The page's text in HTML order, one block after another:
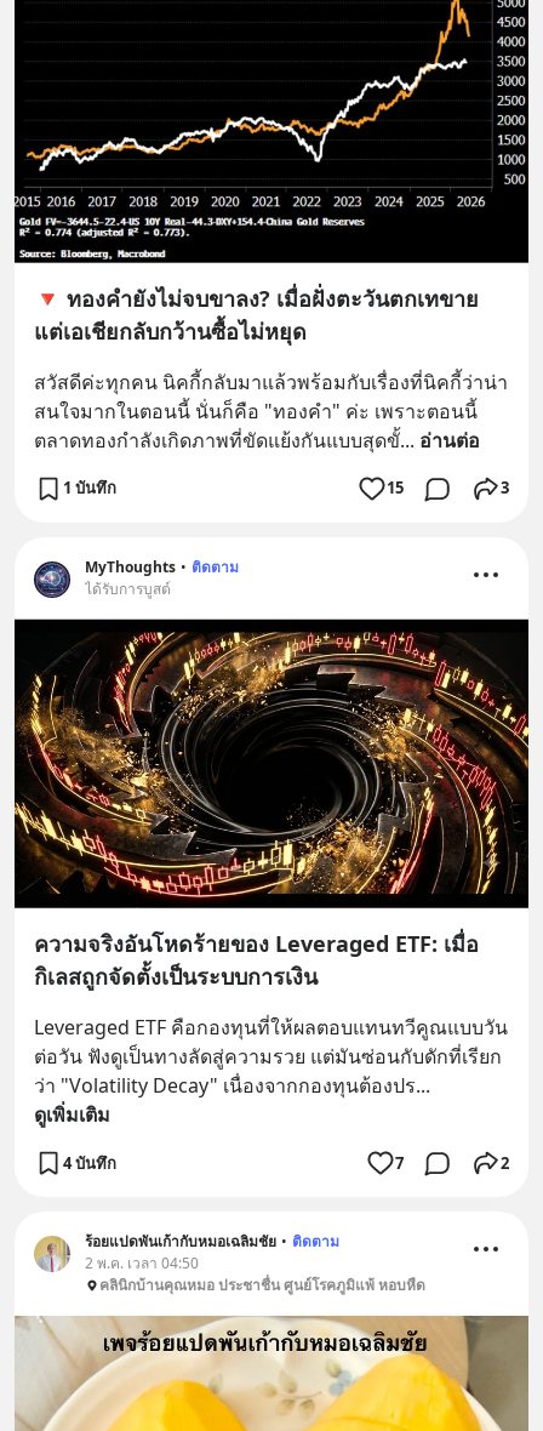
🔻 ทองคำยังไม่จบขาลง? เมื่อฝั่งตะวันตกเทขาย
แต่เอเชียกลับกว้านซื้อไม่หยุด
สวัสดีค่ะทุกคน นิคกี้กลับมาแล้วพร้อมกับเรื่องที่นิคกี้ว่าน่า
สนใจมากในตอนนี้ นั่นก็คือ "ทองคำ" ค่ะ เพราะตอนนี้
ตลาดทองกำลังเกิดภาพที่ขัดแย้งกันแบบสุดขั้... อ่านต่อ
1 บันทึก 15 3
MyThoughts • ติดตาม
ได้รับการบูสต์
ความจริงอันโหดร้ายของ Leveraged ETF: เมื่อ
กิเลสถูกจัดตั้งเป็นระบบการเงิน
Leveraged ETF คือกองทุนที่ให้ผลตอบแทนทวีคูณแบบวัน
ต่อวัน ฟังดูเป็นทางลัดสู่ความรวย แต่มันซ่อนกับดักที่เรียก
ว่า "Volatility Decay" เนื่องจากกองทุนต้องปร...
ดูเพิ่มเติม
4 บันทึก 7 2
ร้อยแปดพันเก้ากับหมอเฉลิมชัย • ติดตาม
2 พ.ค. เวลา 04:50
คลินิกบ้านคุณหมอ ประชาชื่น ศูนย์โรคภูมิแพ้ หอบหืด